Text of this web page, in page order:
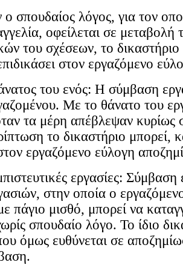
σπουδαίος λόγος, για τον
οφείλεται σε
του σχέσεων, το
στον εργαζόμενο
του ενός: Η σύμβαση
Με το θάνατο του
τα μέρη απέβλεψαν
το δικαστήριο μπορεί,
εργαζόμενο εύλογη
εργασίες: Σύμβαση
στην οποία ο
πάγιο μισθό, μπορεί να
σπουδαίο λόγο. Το ίδιο
όμως ευθύνεται σε